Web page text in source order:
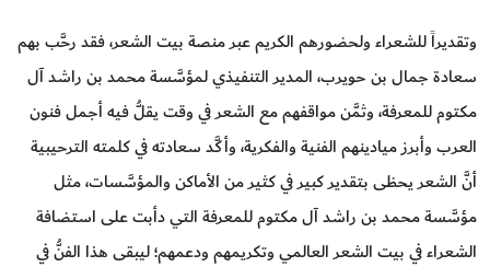
وتقديراً للشعراء ولحضورهم الكريم عبر منصة بيت الشعر، فقد رحَّب بهم
سعادة جمال بن حويرب، المدير التنفيذي لمؤسَّسة محمد بن راشد آل
مكتوم للمعرفة، وثمَّن مواقفهم مع الشعر في وقت يقلُّ فيه أجمل فنون
العرب وأبرز ميادينهم الفنية والفكرية، وأكَّد سعادته في كلمته الترحيبية
أنَّ الشعر يحظى بتقدير كبير في كثير من الأماكن والمؤسَّسات، مثل
مؤسَّسة محمد بن راشد آل مكتوم للمعرفة التي دأبت على استضافة
الشعراء في بيت الشعر العالمي وتكريمهم ودعمهم؛ ليبقى هذا الفنُّ في